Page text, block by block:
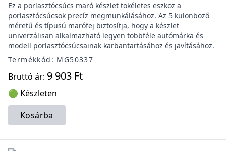
Ez a porlasztócsúcs maró készlet tökéletes eszköz a
porlasztócsúcsok precíz megmunkálásához. Az 5 különböző
méretű és típusú marófej biztosítja, hogy a készlet
univerzálisan alkalmazható legyen többféle autómárka és
modell porlasztócsúcsainak karbantartásához és javításához.
Termékkód: MG50337
Bruttó ár: 9 903 Ft
🟢 Készleten
Kosárba